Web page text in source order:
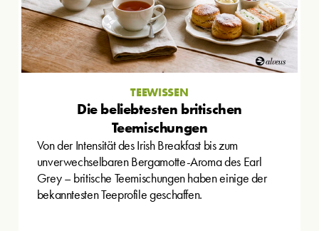
TEEWISSEN
Die beliebtesten britischen
Teemischungen
Von der Intensität des Irish Breakfast bis zum
unverwechselbaren Bergamotte-Aroma des Earl
Grey – britische Teemischungen haben einige der
bekanntesten Teeprofile geschaffen.